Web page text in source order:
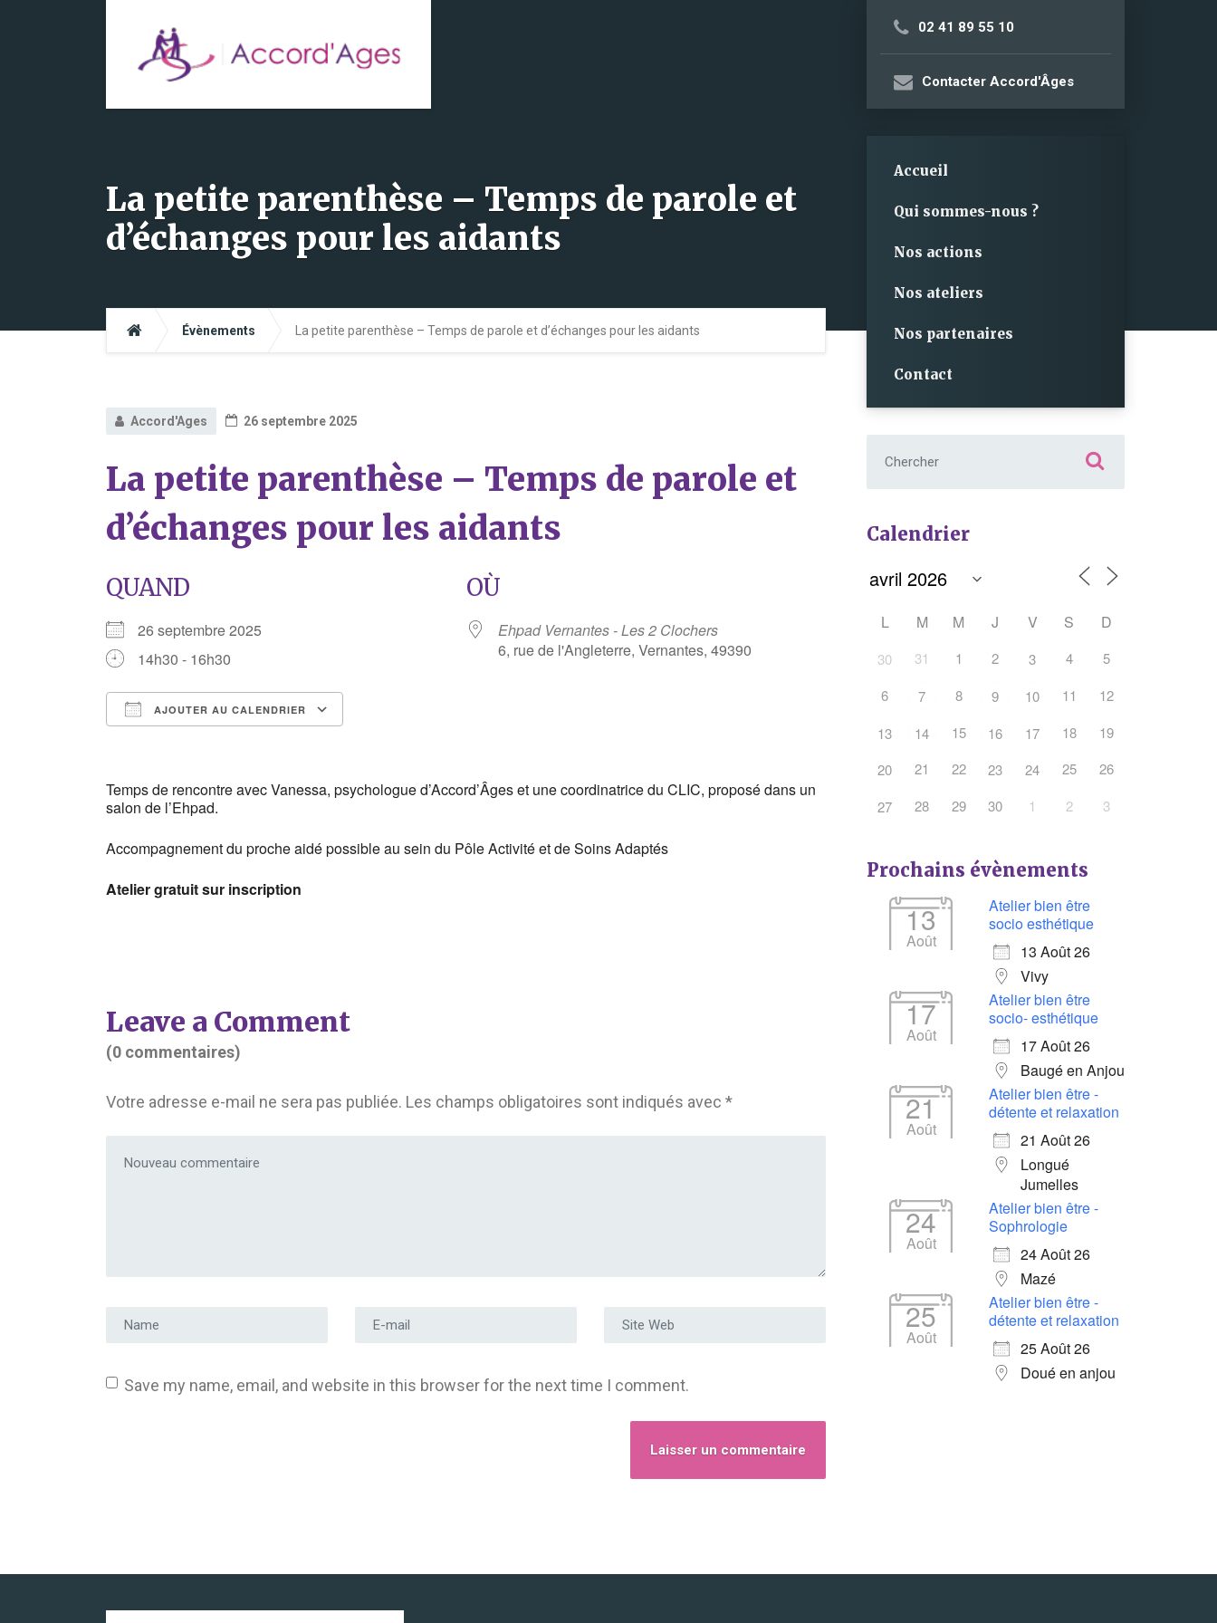
La petite parenthèse – Temps de parole et
d’échanges pour les aidants
Évènements La petite parenthèse – Temps de parole et d’échanges pour les aidants
Accord'Ages 26 septembre 2025
La petite parenthèse – Temps de parole et
d’échanges pour les aidants
QUAND
26 septembre 2025
14h30 - 16h30
AJOUTER AU CALENDRIER
Outlook Live
OÙ
Ehpad Vernantes - Les 2 Clochers
6, rue de l'Angleterre, Vernantes, 49390
Temps de rencontre avec Vanessa, psychologue d’Accord’Âges et une coordinatrice du CLIC, proposé dans un
salon de l’Ehpad.
Accompagnement du proche aidé possible au sein du Pôle Activité et de Soins Adaptés
Atelier gratuit sur inscription
Leave a Comment
(0 commentaires)
Votre adresse e-mail ne sera pas publiée. Les champs obligatoires sont indiqués avec *
Prénom et nom Adresse e-mail Site Web
Save my name, email, and website in this browser for the next time I comment.
02 41 89 55 10
Contacter Accord'Âges
Accueil
Qui sommes-nous ?
Nos actions
Nos ateliers
Nos partenaires
Contact
Calendrier
L M M J V S D
30 31 1 2 3 4
5
6
7 8 9 10 11
12
13
14 15 16 17 18
19
20
21 22 23 24 25
26
27
28 29 30 1 2 3
Prochains évènements
13
Août
Atelier bien être
socio esthétique
13 Août 26
Vivy
17
Août
Atelier bien être
socio- esthétique
17 Août 26
Baugé en Anjou
21
Août
Atelier bien être -
détente et relaxation
21 Août 26
Longué
Jumelles
24
Août
Atelier bien être -
Sophrologie
24 Août 26
Mazé
25
Août
Atelier bien être -
détente et relaxation
25 Août 26
Doué en anjou